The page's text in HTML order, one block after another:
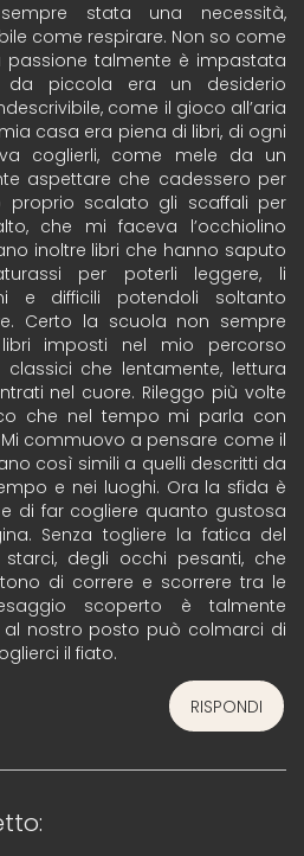
stata una necessità,
come respirare. Non so come
passione talmente è impastata
da piccola era un desiderio
come il gioco all’aria
casa era piena di libri, di ogni
coglierli, come mele da un
aspettare che cadessero per
proprio scalato gli scaffali per
che mi faceva l’occhiolino
inoltre libri che hanno saputo
per poterli leggere, li
e difficili potendoli soltanto
Certo la scuola non sempre
imposti nel mio percorso
che lentamente, lettura
nel cuore. Rileggo più volte
che nel tempo mi parla con
commuovo a pensare come il
così simili a quelli descritti da
e nei luoghi. Ora la sfida è
di far cogliere quanto gustosa
Senza togliere la fatica del
degli occhi pesanti, che
di correre e scorrere tra le
scoperto è talmente
al nostro posto può colmarci di
il fiato.
RISPONDI